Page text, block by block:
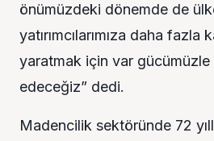
önümüzdeki dönemde de
yatırımcılarımıza daha fazla
yaratmak için var gücümüzle
edeceğiz” dedi.
Madencilik sektöründe 72